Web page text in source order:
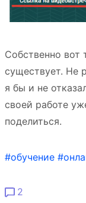
Собственно вот
существует. Не
я бы и не
своей работе
поделиться.
#обучение
2